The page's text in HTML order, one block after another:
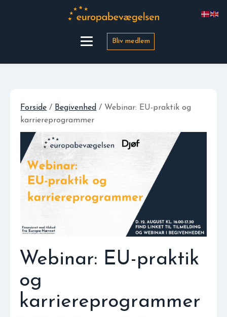
Bliv medlem
Forside / Begivenhed / Webinar: EU-praktik og
karriereprogrammer
Webinar: EU-praktik
og
karriereprogrammer